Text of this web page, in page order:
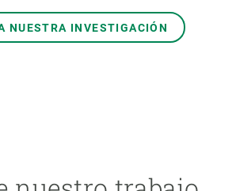
NUESTRA INVESTIGACIÓN